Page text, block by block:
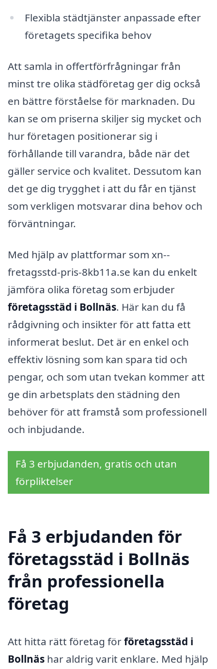
Flexibla städtjänster anpassade efter
företagets specifika behov
Att samla in offertförfrågningar från
minst tre olika städföretag ger dig också
en bättre förståelse för marknaden. Du
kan se om priserna skiljer sig mycket och
hur företagen positionerar sig i
förhållande till varandra, både när det
gäller service och kvalitet. Dessutom kan
det ge dig trygghet i att du får en tjänst
som verkligen motsvarar dina behov och
förväntningar.
Med hjälp av plattformar som xn--
fretagsstd-pris-8kb11a.se kan du enkelt
jämföra olika företag som erbjuder
företagsstäd i Bollnäs. Här kan du få
rådgivning och insikter för att fatta ett
informerat beslut. Det är en enkel och
effektiv lösning som kan spara tid och
pengar, och som utan tvekan kommer att
ge din arbetsplats den städning den
behöver för att framstå som professionell
och inbjudande.
Få 3 erbjudanden, gratis och utan
förpliktelser
Få 3 erbjudanden för
företagsstäd i Bollnäs
från professionella
företag
Att hitta rätt företag förföretagsstäd i
Bollnäs har aldrig varit enklare. Med hjälp